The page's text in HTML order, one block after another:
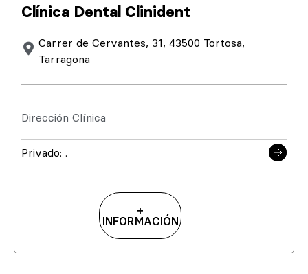
Clínica Dental Clinident
Carrer de Cervantes, 31, 43500 Tortosa,
Tarragona
Dirección Clínica
Privado: .
+
INFORMACIÓN